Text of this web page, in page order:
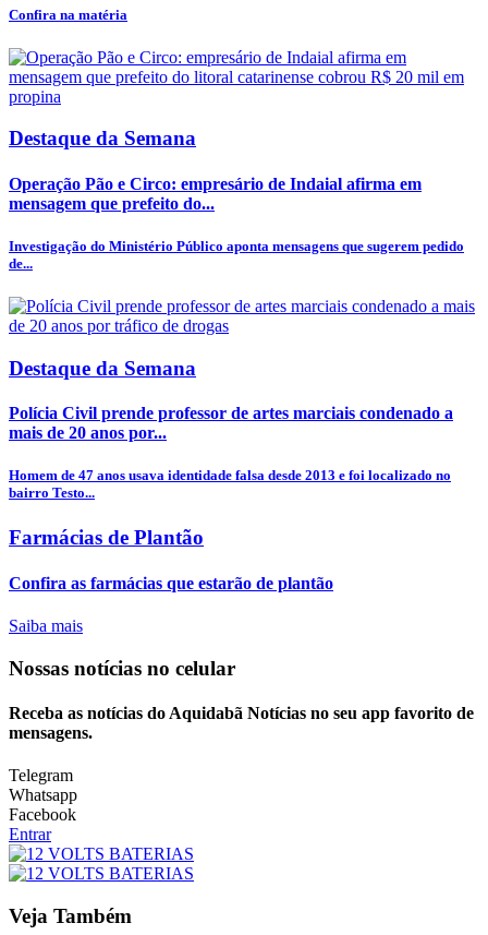
Confira na matéria
Destaque da Semana
Operação Pão e Circo: empresário de Indaial afirma em
mensagem que prefeito do...
Investigação do Ministério Público aponta mensagens que sugerem pedido
de...
Destaque da Semana
Polícia Civil prende professor de artes marciais condenado a
mais de 20 anos por...
Homem de 47 anos usava identidade falsa desde 2013 e foi localizado no
bairro Testo...
Farmácias de Plantão
Confira as farmácias que estarão de plantão
Saiba mais
Nossas notícias no celular
Receba as notícias do Aquidabã Notícias no seu app favorito de
mensagens.
Telegram
Whatsapp
Facebook
Entrar
Veja Também